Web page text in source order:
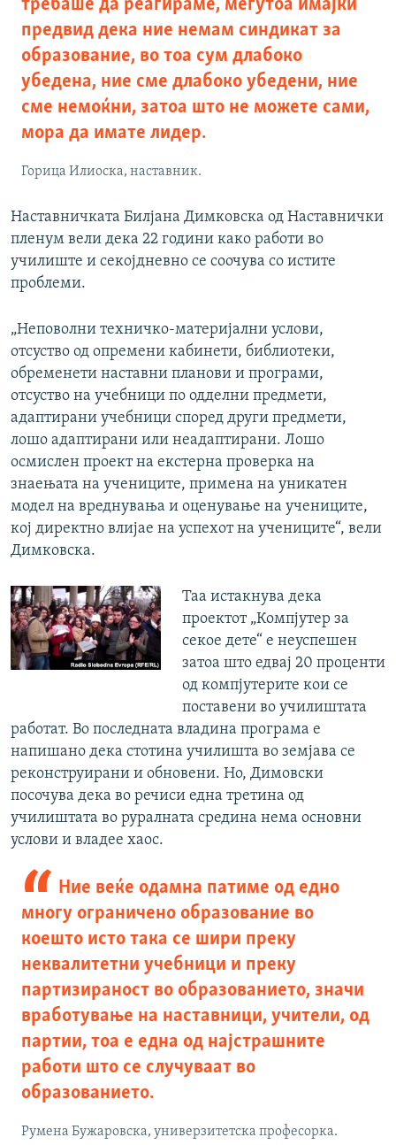
требаше да реагираме, меѓутоа имајќи
предвид дека ние немам синдикат за
образование, во тоа сум длабоко
убедена, ние сме длабоко убедени, ние
сме немоќни, затоа што не можете сами,
мора да имате лидер.
Горица Илиоска, наставник.
Наставничката Билјана Димковска од Наставнички
пленум вели дека 22 години како работи во
училиште и секојдневно се соочува со истите
проблеми.
„Неповолни техничко-материјални услови,
отсуство од опремени кабинети, библиотеки,
обременети наставни планови и програми,
отсуство на учебници по одделни предмети,
адаптирани учебници според други предмети,
лошо адаптирани или неадаптирани. Лошо
осмислен проект на екстерна проверка на
знаењата на учениците, примена на уникатен
модел на вреднувања и оценување на учениците,
кој директно влијае на успехот на учениците“, вели
Димковска.
Таа истакнува дека
проектот „Компјутер за
секое дете“ е неуспешен
затоа што едвај 20 проценти
од компјутерите кои се
поставени во училиштата
работат. Во последната владина програма е
напишано дека стотина училишта во земјава се
реконструирани и обновени. Но, Димовски
посочува дека во речиси една третина од
училиштата во руралната средина нема основни
услови и владее хаос.
Ние веќе одамна патиме од едно
многу ограничено образование во
коешто исто така се шири преку
неквалитетни учебници и преку
партизираност во образованието, значи
вработување на наставници, учители, од
партии, тоа е една од најстрашните
работи што се случуваат во
образованието.
Румена Бужаровска, универзитетска професорка.